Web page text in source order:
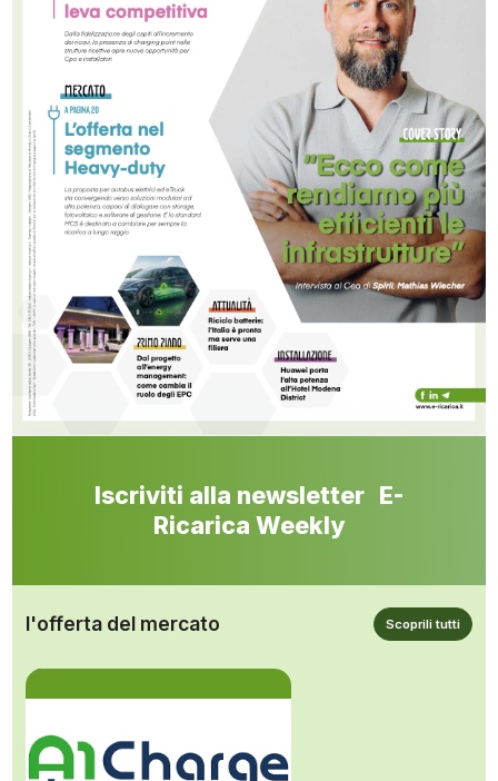
Iscriviti alla newsletter E-
Ricarica Weekly
l'offerta del mercato Scoprili tutti